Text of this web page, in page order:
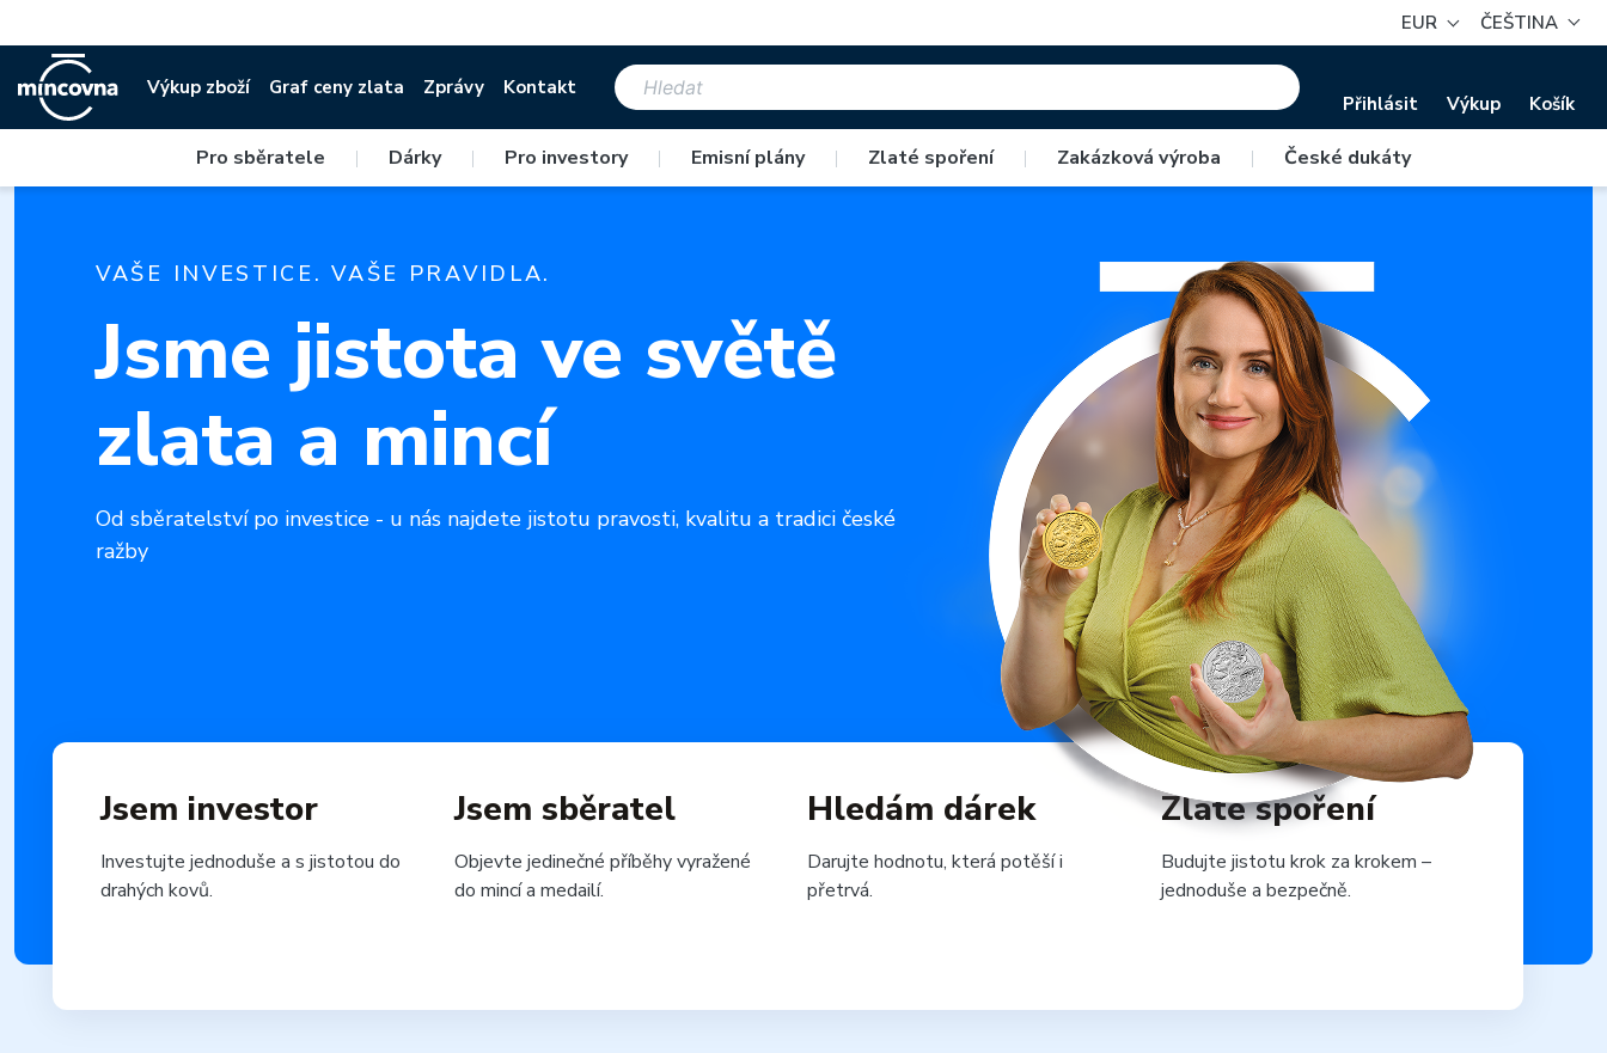
EUR ČEŠTINA
Výkup zboží Graf ceny zlata Zprávy Kontakt
Přihlásit Výkup Košík
Pro sběratele | Dárky | Pro investory | Emisní plány | Zlaté spoření | Zakázková výroba | České dukáty
VAŠE INVESTICE. VAŠE PRAVIDLA.
Jsme jistota ve světě
zlata a mincí
Od sběratelství po investice - u nás najdete jistotu pravosti, kvalitu a tradici české
ražby
Jsem investor
Investujte jednoduše a s jistotou do
drahých kovů.
Jsem sběratel
Objevte jedinečné příběhy vyražené
do mincí a medailí.
Hledám dárek
Darujte hodnotu, která potěší i
přetrvá.
Zlaté spoření
Budujte jistotu krok za krokem –
jednoduše a bezpečně.